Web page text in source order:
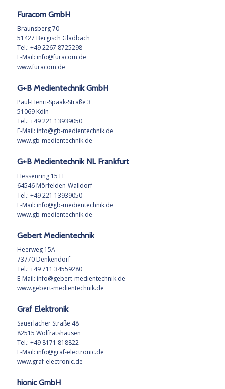
Furacom GmbH
Braunsberg 70
51427 Bergisch Gladbach
Tel.: +49 2267 8725298
E-Mail: info@furacom.de
www.furacom.de
G+B Medientechnik GmbH
Paul-Henri-Spaak-Straße 3
51069 Köln
Tel.: +49 221 13939050
E-Mail: info@gb-medientechnik.de
www.gb-medientechnik.de
G+B Medientechnik NL Frankfurt
Hessenring 15 H
64546 Mörfelden-Walldorf
Tel.: +49 221 13939050
E-Mail: info@gb-medientechnik.de
www.gb-medientechnik.de
Gebert Medientechnik
Heerweg 15A
73770 Denkendorf
Tel.: +49 711 34559280
E-Mail: info@gebert-medientechnik.de
www.gebert-medientechnik.de
Graf Elektronik
Sauerlacher Straße 48
82515 Wolfratshausen
Tel.: +49 8171 818822
E-Mail: info@graf-electronic.de
www.graf-electronic.de
hionic GmbH